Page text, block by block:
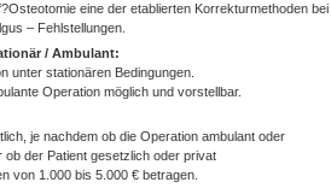
eine der etablierten Korrekturmethoden bei
– Fehlstellungen.
/ Ambulant:
unter stationären Bedingungen.
Operation möglich und vorstellbar.
je nachdem ob die Operation ambulant oder
der Patient gesetzlich oder privat
von 1.000 bis 5.000 € betragen.